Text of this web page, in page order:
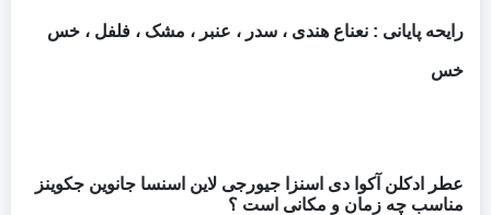
رایحه پایانی : نعناع هندی ، سدر ، عنبر ، مشک ، فلفل ، خس
خس
عطر ادکلن آکوا دی اسنزا جیورجی لاین اسنسا جانوین جکوینز
مناسب چه زمان و مکانی است ؟